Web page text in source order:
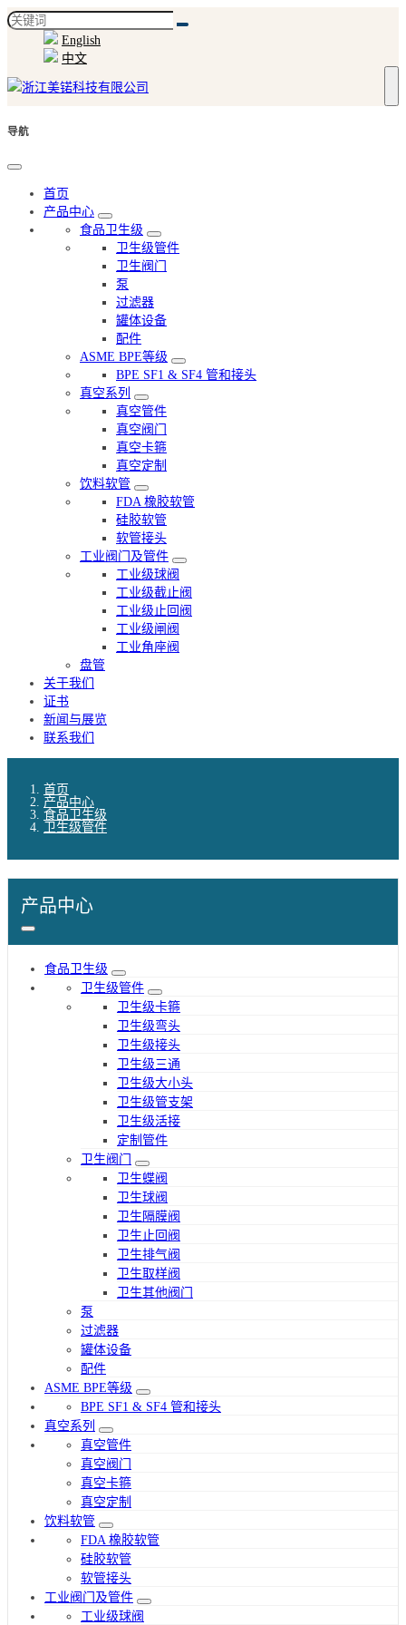
English
中文
导航
首页
产品中心
食品卫生级
卫生级管件
卫生阀门
泵
过滤器
罐体设备
配件
ASME BPE等级
BPE SF1 & SF4 管和接头
真空系列
真空管件
真空阀门
真空卡箍
真空定制
饮料软管
FDA 橡胶软管
硅胶软管
软管接头
工业阀门及管件
工业级球阀
工业级截止阀
工业级止回阀
工业级闸阀
工业角座阀
盘管
关于我们
证书
新闻与展览
联系我们
首页
产品中心
食品卫生级
卫生级管件
产品中心
食品卫生级
卫生级管件
卫生级卡箍
卫生级弯头
卫生级接头
卫生级三通
卫生级大小头
卫生级管支架
卫生级活接
定制管件
卫生阀门
卫生蝶阀
卫生球阀
卫生隔膜阀
卫生止回阀
卫生排气阀
卫生取样阀
卫生其他阀门
泵
过滤器
罐体设备
配件
ASME BPE等级
BPE SF1 & SF4 管和接头
真空系列
真空管件
真空阀门
真空卡箍
真空定制
饮料软管
FDA 橡胶软管
硅胶软管
软管接头
工业阀门及管件
工业级球阀